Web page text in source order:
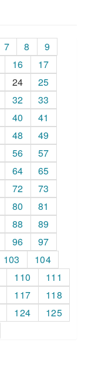
7 8
9
16
17
24
25
32
33
40
41
48
49
56
57
64
65
72
73
80
81
88
89
96
97
103
104
110
111
117
118
124
125